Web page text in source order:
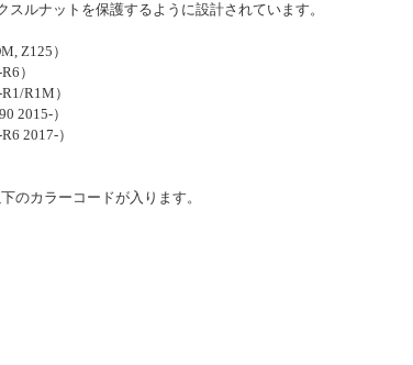
スルナットを保護するように設計されています。
Z125）
）
R1M）
2015-）
2017-）
のカラーコードが入ります。